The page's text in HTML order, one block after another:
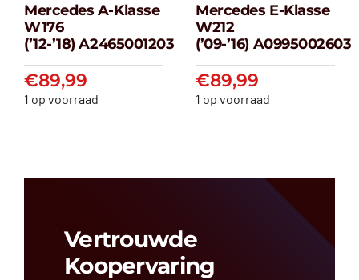
Mercedes A-
klasse W176
(’12-’18) A2465001203
€89,99
Mercedes A-Klasse
W176
(’12-’18) A2465001203
€89,99
1 op voorraad
Mercedes E-
klasse W212
(’09-’16)
€89,99
Mercedes E-Klasse
W212
(’09-’16) A0995002603
€89,99
1 op voorraad
Vertrouwde
Koopervaring